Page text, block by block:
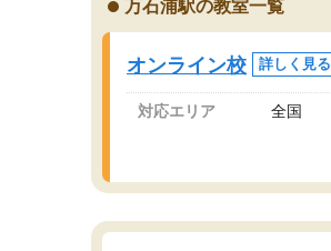
万石浦駅の教室一覧
オンライン校 詳しく見る
対応エリア 全国